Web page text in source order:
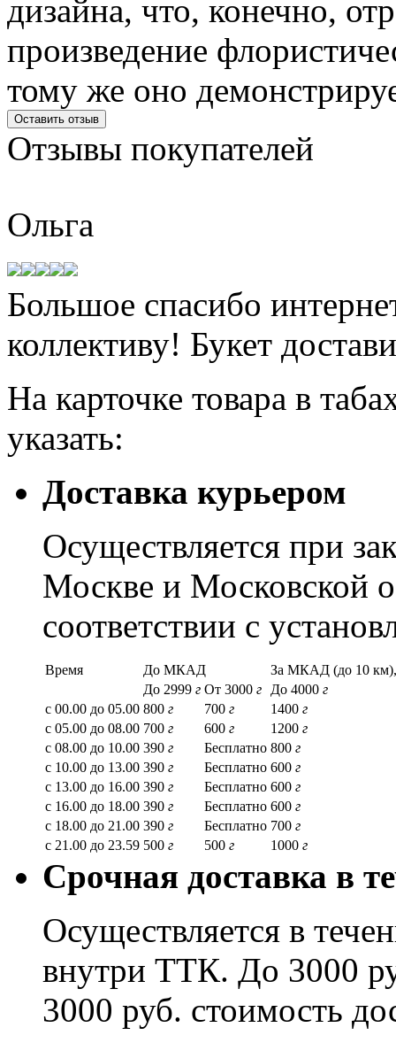
дизайна, что, конечно,
произведение
тому же оно
Оставить отзыв
Отзывы покупателей
Ольга
Большое спасибо
коллективу! Букет
На карточке товара в
указать:
Доставка курьером
Осуществляется при
Москве и Московской
соответствии с
Время До МКАД
За МКАД (до 10
До 2999 г От 3000 г До 4000 г
с 00.00 до 05.00 800 г 700 г 1400 г
с 05.00 до 08.00 700 г 600 г 1200 г
с 08.00 до 10.00 390 г Бесплатно 800 г
с 10.00 до 13.00 390 г Бесплатно 600 г
с 13.00 до 16.00 390 г Бесплатно 600 г
с 16.00 до 18.00 390 г Бесплатно 600 г
с 18.00 до 21.00 390 г Бесплатно 700 г
с 21.00 до 23.59 500 г 500 г 1000 г
Срочная доставка в
Осуществляется в
внутри ТТК. До 3000
3000 руб. стоимость